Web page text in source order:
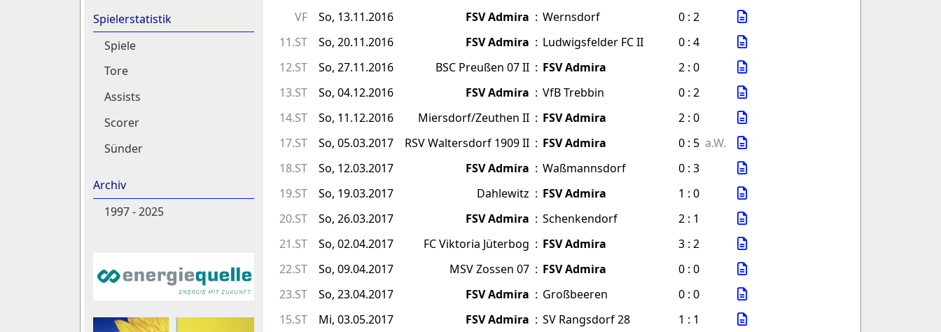
Spielerstatistik
Spiele
Tore
Assists
Scorer
Sünder
Archiv
1997 - 2025
VF
So, 13.11.2016 FSV Admira : Wernsdorf
0 : 2
11.ST
So, 20.11.2016 FSV Admira : Ludwigsfelder FC II
0 : 4
12.ST
So, 27.11.2016 BSC Preußen 07 II : FSV Admira
2 : 0
13.ST
So, 04.12.2016 FSV Admira : VfB Trebbin
0 : 2
14.ST
So, 11.12.2016 Miersdorf/Zeuthen II : FSV Admira
2 : 0
17.ST
So, 05.03.2017 RSV Waltersdorf 1909 II : FSV Admira 0 : 5 a.W.
18.ST
So, 12.03.2017 FSV Admira : Waßmannsdorf
0 : 3
19.ST
So, 19.03.2017 Dahlewitz : FSV Admira
1 : 0
20.ST
So, 26.03.2017 FSV Admira : Schenkendorf
2 : 1
21.ST
So, 02.04.2017 FC Viktoria Jüterbog : FSV Admira
3 : 2
22.ST
So, 09.04.2017 MSV Zossen 07 : FSV Admira
0 : 0
23.ST
So, 23.04.2017 FSV Admira : Großbeeren
0 : 0
15.ST
Mi, 03.05.2017 FSV Admira : SV Rangsdorf 28
1 : 1